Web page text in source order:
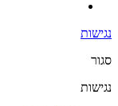
נגישות
סגור
נגישות